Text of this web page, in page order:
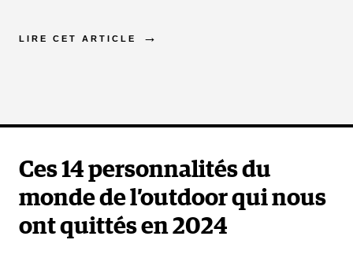
LIRE CET ARTICLE
Ces 14 personnalités du
monde de l’outdoor qui nous
ont quittés en 2024